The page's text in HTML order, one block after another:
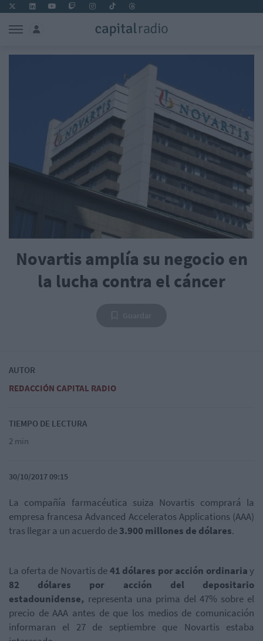
Novartis amplía su negocio en
la lucha contra el cáncer
AUTOR
REDACCIÓN CAPITAL RADIO
TIEMPO DE LECTURA
2 min
30/10/2017 09:15
La compañía farmacéutica suiza Novartis comprará la
empresa francesa Advanced Acceleratos Applications (AAA)
tras llegar a un acuerdo de3.900 millones de dólares.
La oferta de Novartis de41 dólares por acción ordinariay
82 dólares por acción del depositario
estadounidense, representa una prima del 47% sobre el
precio de AAA antes de que los medios de comunicación
informaran el 27 de septiembre que Novartis estaba